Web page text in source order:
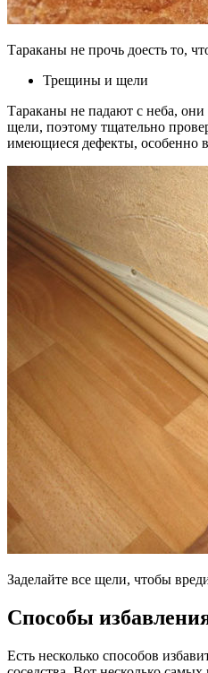
Тараканы не прочь доесть то,
Трещины и щели
Тараканы не падают с неба, они
щели, поэтому тщательно
имеющиеся дефекты, особенно
Заделайте все щели, чтобы
Способы
Есть несколько способов